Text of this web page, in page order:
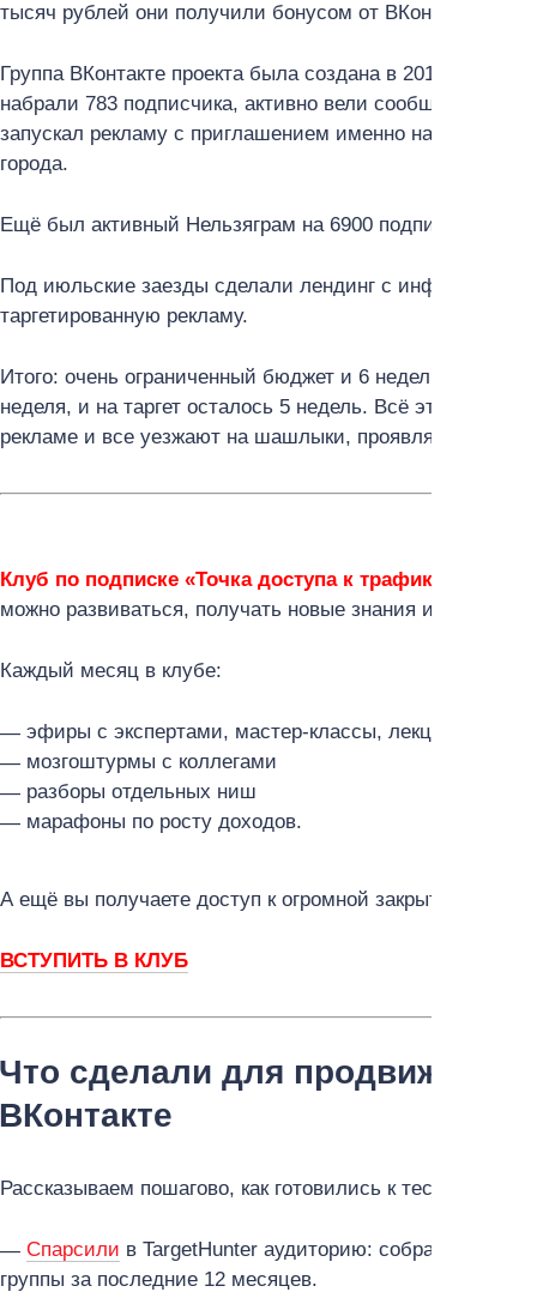
тысяч рублей они получили бонусом от ВКонтакте.
Группа ВКонтакте проекта была создана в 2017 году, с
набрали 783 подписчика, активно вели сообщество до
запускал рекламу с приглашением именно на Алтай.
города.
Ещё был активный Нельзяграм на 6900 подписчиков,
Под июльские заезды сделали лендинг с информацией
таргетированную рекламу.
Итого: очень ограниченный бюджет и 6 недель на
неделя, и на таргет осталось 5 недель. Всё это
рекламе и все уезжают на шашлыки, проявляя меньше
Клуб по подписке «Точка доступа к трафику»
можно развиваться, получать новые знания и
Каждый месяц в клубе:
эфиры с экспертами, мастер-классы, лекции,
мозгоштурмы с коллегами
разборы отдельных ниш
марафоны по росту доходов.
А ещё вы получаете доступ к огромной закрытой базе
ВСТУПИТЬ В КЛУБ
Что сделали для продвижения
ВКонтакте
Рассказываем пошагово, как готовились к тесту
Спарсили в TargetHunter аудиторию: собрали всех
группы за последние 12 месяцев.